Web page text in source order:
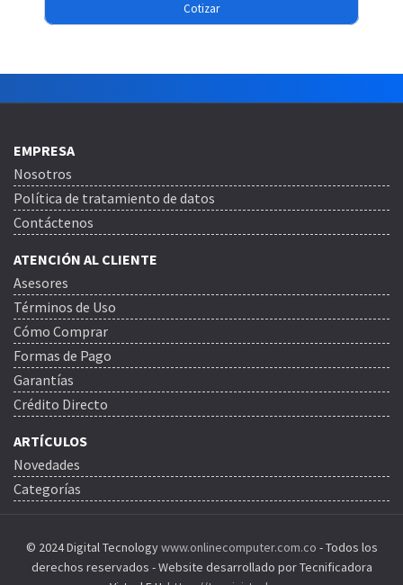
Cotizar
EMPRESA
Nosotros
Política de tratamiento de datos
Contáctenos
ATENCIÓN AL CLIENTE
Asesores
Términos de Uso
Cómo Comprar
Formas de Pago
Garantías
Crédito Directo
ARTÍCULOS
Novedades
Categorías
© 2024 Digital Tecnologywww.onlinecomputer.com.co - Todos los
derechos reservados - Website desarrollado por Tecnificadora